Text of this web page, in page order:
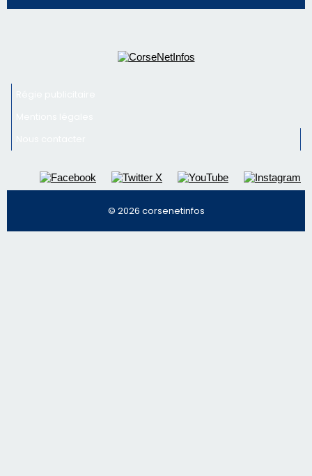
© 2026 corsenetinfos